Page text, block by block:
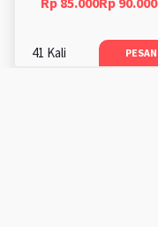
41 Kali PESAN